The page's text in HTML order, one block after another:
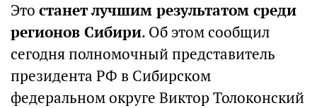
Это станет лучшим результатом среди
регионов Сибири. Об этом сообщил
сегодня полномочный представитель
президента РФ в Сибирском
федеральном округе Виктор Толоконский